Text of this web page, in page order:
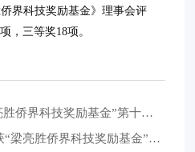
界科技奖励基金》理事会评
，三等奖18项。
奖励基金”第十五次颁奖仪式在襄阳举行
亮胜侨界科技奖励基金”奖励